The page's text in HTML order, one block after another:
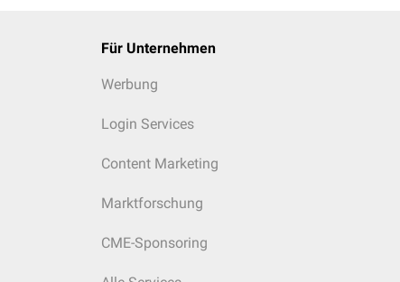
Für Unternehmen
Werbung
Login Services
Content Marketing
Marktforschung
CME-Sponsoring